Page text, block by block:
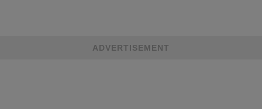
ADVERTISEMENT